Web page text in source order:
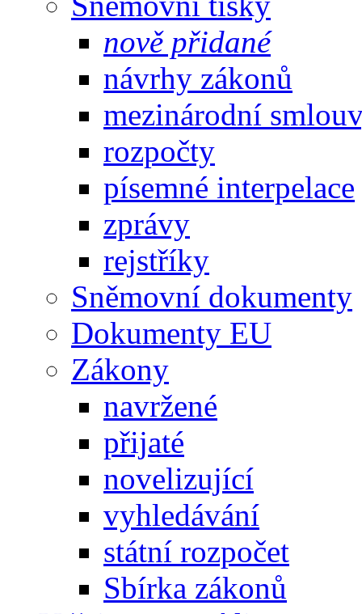
nově přidané
návrhy zákonů
mezinárodní
rozpočty
písemné interpelace
zprávy
rejstříky
Sněmovní dokumenty
Dokumenty EU
Zákony
navržené
přijaté
novelizující
vyhledávání
státní rozpočet
Sbírka zákonů